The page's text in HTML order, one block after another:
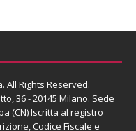
All Rights Reserved.
36 - 20145 Milano. Sede
(CN) Iscritta al registro
Codice Fiscale e